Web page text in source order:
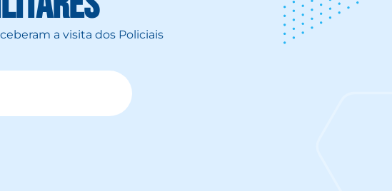
a visita dos Policiais